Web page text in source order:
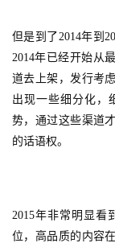
但是到了2014年到
2014年已经开始从
道去上架，发行考
出现一些细分化，
势，通过这些渠道
的话语权。
2015年非常明显看
位，高品质的内容